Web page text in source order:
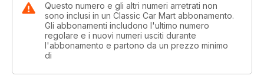
Questo numero e gli altri numeri arretrati non
sono inclusi in un Classic Car Mart abbonamento.
Gli abbonamenti includono l'ultimo numero
regolare e i nuovi numeri usciti durante
l'abbonamento e partono da un prezzo minimo
di